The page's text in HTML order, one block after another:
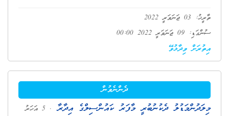
ތާރީޚު: 03 ޖަނަވަރީ 2022
ސުންގަޑި: 09 ޖަނަވަރީ 2022 00:00
އިތުރަށް ވިދާޅުވޭ
ދެންނެވުން
މިލަދުންމަޑުލު ދެކުނުބުރީ މާފަރު ކައުންސިލްގެ އިދާރާ
. 5 އަހަރު